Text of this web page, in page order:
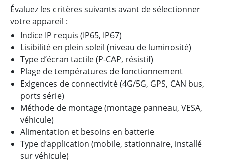
Évaluez les critères suivants avant de sélectionner
votre appareil :
Indice IP requis (IP65, IP67)
Lisibilité en plein soleil (niveau de luminosité)
Type d’écran tactile (P-CAP, résistif)
Plage de températures de fonctionnement
Exigences de connectivité (4G/5G, GPS, CAN bus,
ports série)
Méthode de montage (montage panneau, VESA,
véhicule)
Alimentation et besoins en batterie
Type d’application (mobile, stationnaire, installé
sur véhicule)